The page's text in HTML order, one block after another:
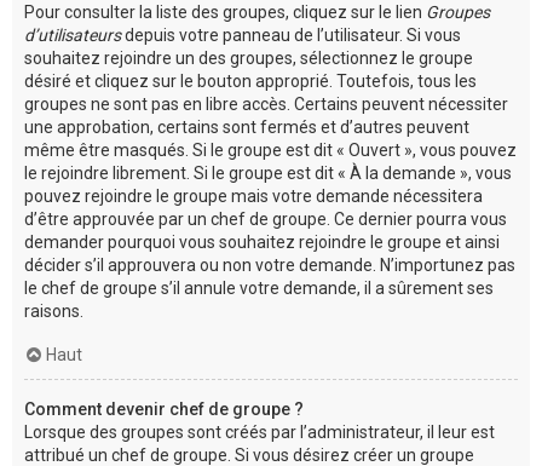
Pour consulter la liste des groupes, cliquez sur le lien Groupes
d’utilisateursdepuis votre panneau de l’utilisateur. Si vous
souhaitez rejoindre un des groupes, sélectionnez le groupe
désiré et cliquez sur le bouton approprié. Toutefois, tous les
groupes ne sont pas en libre accès. Certains peuvent nécessiter
une approbation, certains sont fermés et d’autres peuvent
même être masqués. Si le groupe est dit « Ouvert », vous pouvez
le rejoindre librement. Si le groupe est dit « À la demande », vous
pouvez rejoindre le groupe mais votre demande nécessitera
d’être approuvée par un chef de groupe. Ce dernier pourra vous
demander pourquoi vous souhaitez rejoindre le groupe et ainsi
décider s’il approuvera ou non votre demande. N’importunez pas
le chef de groupe s’il annule votre demande, il a sûrement ses
raisons.
Haut
Comment devenir chef de groupe ?
Lorsque des groupes sont créés par l’administrateur, il leur est
attribué un chef de groupe. Si vous désirez créer un groupe